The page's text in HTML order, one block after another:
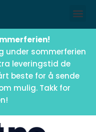
under sommerferien
leveringstid de
beste for å sende
mulig. Takk for